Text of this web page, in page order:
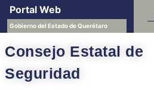
Portal Web
Gobierno del Estado de Querétaro
Consejo Estatal de
Seguridad